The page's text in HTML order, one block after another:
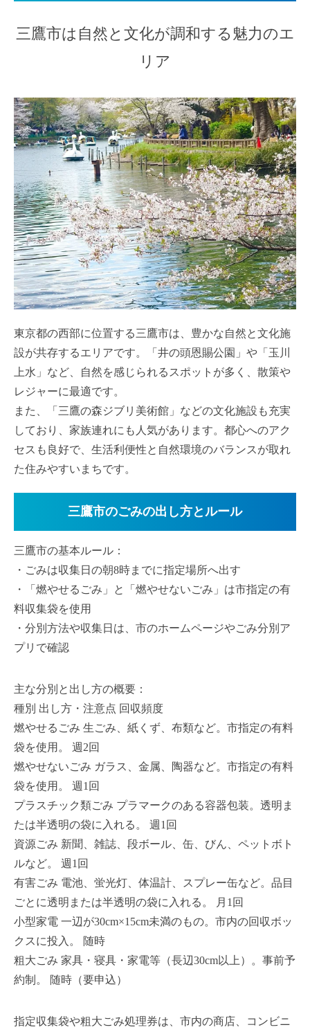
三鷹市は自然と文化が調和する魅力のエ
リア
東京都の西部に位置する三鷹市は、豊かな自然と文化施
設が共存するエリアです。「井の頭恩賜公園」や「玉川
上水」など、自然を感じられるスポットが多く、散策や
レジャーに最適です。
また、「三鷹の森ジブリ美術館」などの文化施設も充実
しており、家族連れにも人気があります。都心へのアク
セスも良好で、生活利便性と自然環境のバランスが取れ
た住みやすいまちです。
三鷹市のごみの出し方とルール
三鷹市の基本ルール：
・ごみは収集日の朝8時までに指定場所へ出す
・「燃やせるごみ」と「燃やせないごみ」は市指定の有
料収集袋を使用
・分別方法や収集日は、市のホームページやごみ分別ア
プリで確認
主な分別と出し方の概要：
種別 出し方・注意点 回収頻度
燃やせるごみ 生ごみ、紙くず、布類など。市指定の有料
袋を使用。 週2回
燃やせないごみ ガラス、金属、陶器など。市指定の有料
袋を使用。 週1回
プラスチック類ごみ プラマークのある容器包装。透明ま
たは半透明の袋に入れる。 週1回
資源ごみ 新聞、雑誌、段ボール、缶、びん、ペットボト
ルなど。 週1回
有害ごみ 電池、蛍光灯、体温計、スプレー缶など。品目
ごとに透明または半透明の袋に入れる。 月1回
小型家電 一辺が30cm×15cm未満のもの。市内の回収ボッ
クスに投入。 随時
粗大ごみ 家具・寝具・家電等（長辺30cm以上）。事前予
約制。 随時（要申込）
指定収集袋や粗大ごみ処理券は、市内の商店、コンビニ